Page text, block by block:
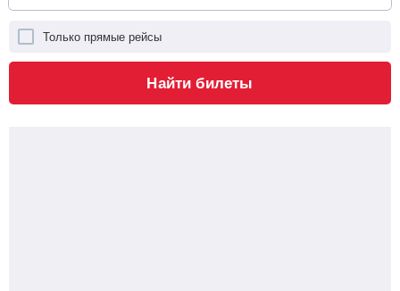
Только прямые рейсы
Найти билеты